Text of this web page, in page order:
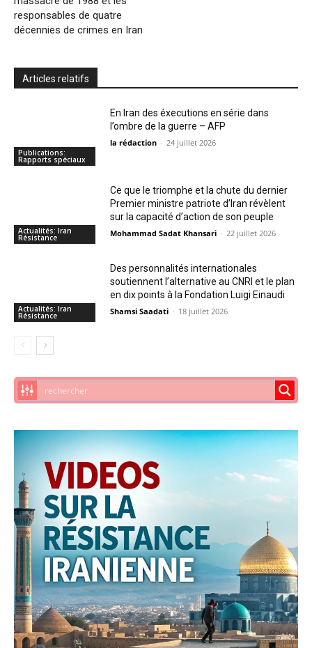
responsables de quatre
décennies de crimes en Iran
Articles relatifs
Publications:
Rapports spéciaux
En Iran des éxecutions en série dans
l’ombre de la guerre – AFP
la rédaction - 24 juillet 2026
Actualités: Iran
Résistance
Ce que le triomphe et la chute du dernier
Premier ministre patriote d’Iran révèlent
sur la capacité d’action de son peuple
Mohammad Sadat Khansari - 22 juillet 2026
Actualités: Iran
Résistance
Des personnalités internationales
soutiennent l’alternative au CNRI et le plan
en dix points à la Fondation Luigi Einaudi
Shamsi Saadati - 18 juillet 2026